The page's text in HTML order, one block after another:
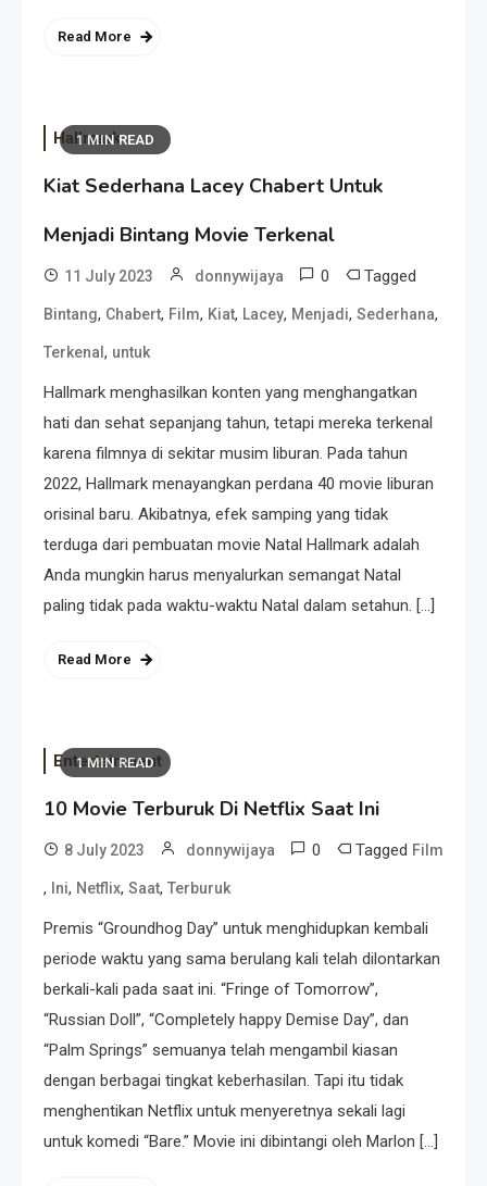
Read More
1 MIN READ
Hallmark
Kiat Sederhana Lacey Chabert Untuk
Menjadi Bintang Movie Terkenal
11 July 2023 donnywijaya 0 Tagged
Bintang, Chabert, Film, Kiat, Lacey, Menjadi, Sederhana,
Terkenal , untuk
Hallmark menghasilkan konten yang menghangatkan
hati dan sehat sepanjang tahun, tetapi mereka terkenal
karena filmnya di sekitar musim liburan. Pada tahun
2022, Hallmark menayangkan perdana 40 movie liburan
orisinal baru. Akibatnya, efek samping yang tidak
terduga dari pembuatan movie Natal Hallmark adalah
Anda mungkin harus menyalurkan semangat Natal
paling tidak pada waktu-waktu Natal dalam setahun. […]
Read More
1 MIN READ
Entertainment
10 Movie Terburuk Di Netflix Saat Ini
8 July 2023 donnywijaya 0 Tagged Film
, Ini, Netflix, Saat, Terburuk
Premis “Groundhog Day” untuk menghidupkan kembali
periode waktu yang sama berulang kali telah dilontarkan
berkali-kali pada saat ini. “Fringe of Tomorrow”,
“Russian Doll”, “Completely happy Demise Day”, dan
“Palm Springs” semuanya telah mengambil kiasan
dengan berbagai tingkat keberhasilan. Tapi itu tidak
menghentikan Netflix untuk menyeretnya sekali lagi
untuk komedi “Bare.” Movie ini dibintangi oleh Marlon […]